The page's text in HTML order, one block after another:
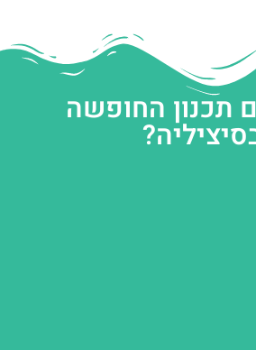
תכנון החופשה